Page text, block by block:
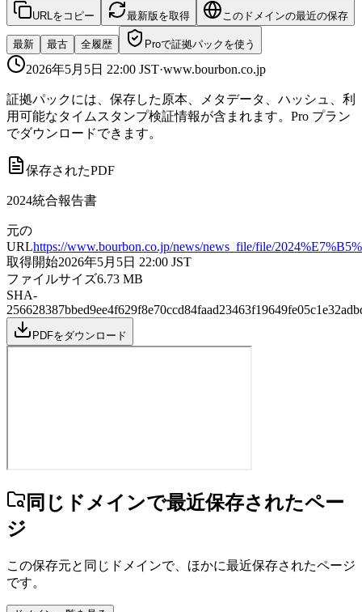
URLをコピー 最新版を取得 このドメインの最近の保存
最新 最古 全履歴 Proで証拠パックを使う
2026年5月5日 22:00 JST·www.bourbon.co.jp
証拠パックには、保存した原本、メタデータ、ハッシュ、利
用可能なタイムスタンプ検証情報が含まれます。Pro プラン
でダウンロードできます。
保存されたPDF
2024統合報告書
元の
URLhttps://www.bourbon.co.jp/news/news_file/file/
取得開始2026年5月5日 22:00 JST
ファイルサイズ6.73 MB
SHA-
256
PDFをダウンロード
同じドメインで最近保存されたペー
ジ
この保存元と同じドメインで、ほかに最近保存されたページ
です。